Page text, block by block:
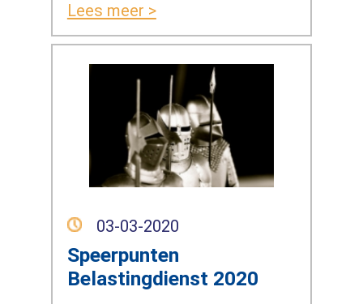
Lees meer >
03-03-2020
Speerpunten
Belastingdienst 2020